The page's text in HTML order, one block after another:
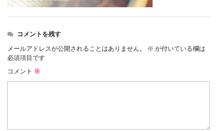
コメントを残す
メールアドレスが公開されることはありません。 ※ が付いている欄は
必須項目です
コメント ※